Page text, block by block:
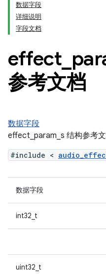
数据字段
详细说明
字段文档
effect
参考文档
数据字段
effect_param_s 结构参考
#include <
数据字段
int32_t
uint32_t